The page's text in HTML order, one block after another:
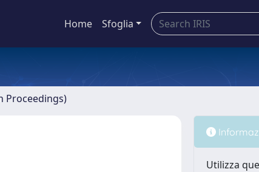
Home Sfoglia
Proceedings)
Utilizza